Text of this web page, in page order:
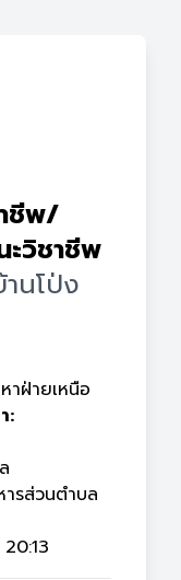
ชีพ/
วิชาชีพ
นโป่ง
าฝ่ายเหนือ
:
รส่วนตำบล